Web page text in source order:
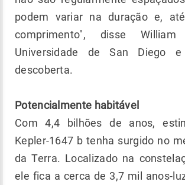
podem variar na duração e,
comprimento", disse
Universidade de San Diego
descoberta.
Potencialmente habitável
Com 4,4 bilhões de anos,
Kepler-1647 b tenha surgido no
da Terra. Localizado na
ele fica a cerca de 3,7 mil anos-